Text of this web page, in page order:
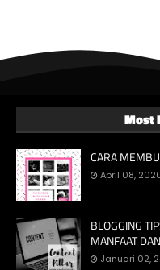
Most
CARA
April 08,
BLOGGING
MANFAAT
Januari 02,